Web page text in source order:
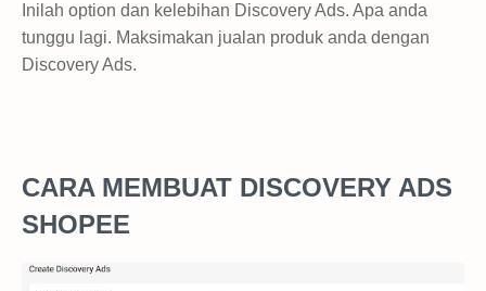
Inilah option dan kelebihan Discovery Ads. Apa anda
tunggu lagi. Maksimakan jualan produk anda dengan
Discovery Ads.
CARA MEMBUAT DISCOVERY ADS
SHOPEE